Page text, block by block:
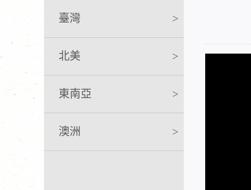
臺灣 >
北美 >
東南亞 >
澳洲 >